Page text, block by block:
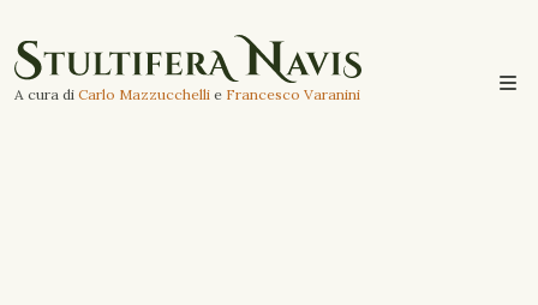
A cura di Carlo Mazzucchelli e Francesco Varanini